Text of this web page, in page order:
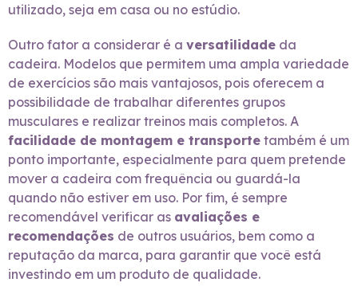
utilizado, seja em casa ou no estúdio.
Outro fator a considerar é a versatilidade da
cadeira. Modelos que permitem uma ampla variedade
de exercícios são mais vantajosos, pois oferecem a
possibilidade de trabalhar diferentes grupos
musculares e realizar treinos mais completos. A
facilidade de montagem e transporte também é um
ponto importante, especialmente para quem pretende
mover a cadeira com frequência ou guardá-la
quando não estiver em uso. Por fim, é sempre
recomendável verificar as avaliações e
recomendações de outros usuários, bem como a
reputação da marca, para garantir que você está
investindo em um produto de qualidade.